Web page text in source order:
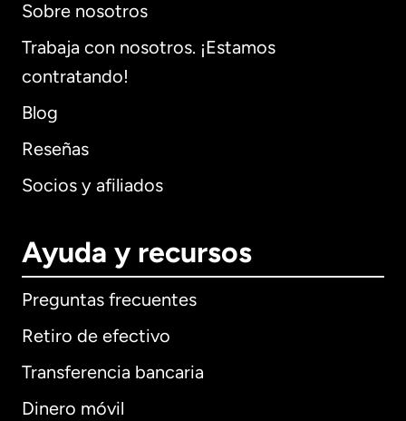
Sobre nosotros
Trabaja con nosotros. ¡Estamos
contratando!
Blog
Reseñas
Socios y afiliados
Ayuda y recursos
Preguntas frecuentes
Retiro de efectivo
Transferencia bancaria
Dinero móvil